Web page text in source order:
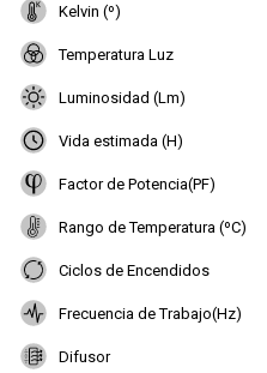
Kelvin (º)
Temperatura Luz
Luminosidad (Lm)
Vida estimada (H)
Factor de Potencia(PF)
Rango de Temperatura (ºC)
Ciclos de Encendidos
Frecuencia de Trabajo(Hz)
Difusor